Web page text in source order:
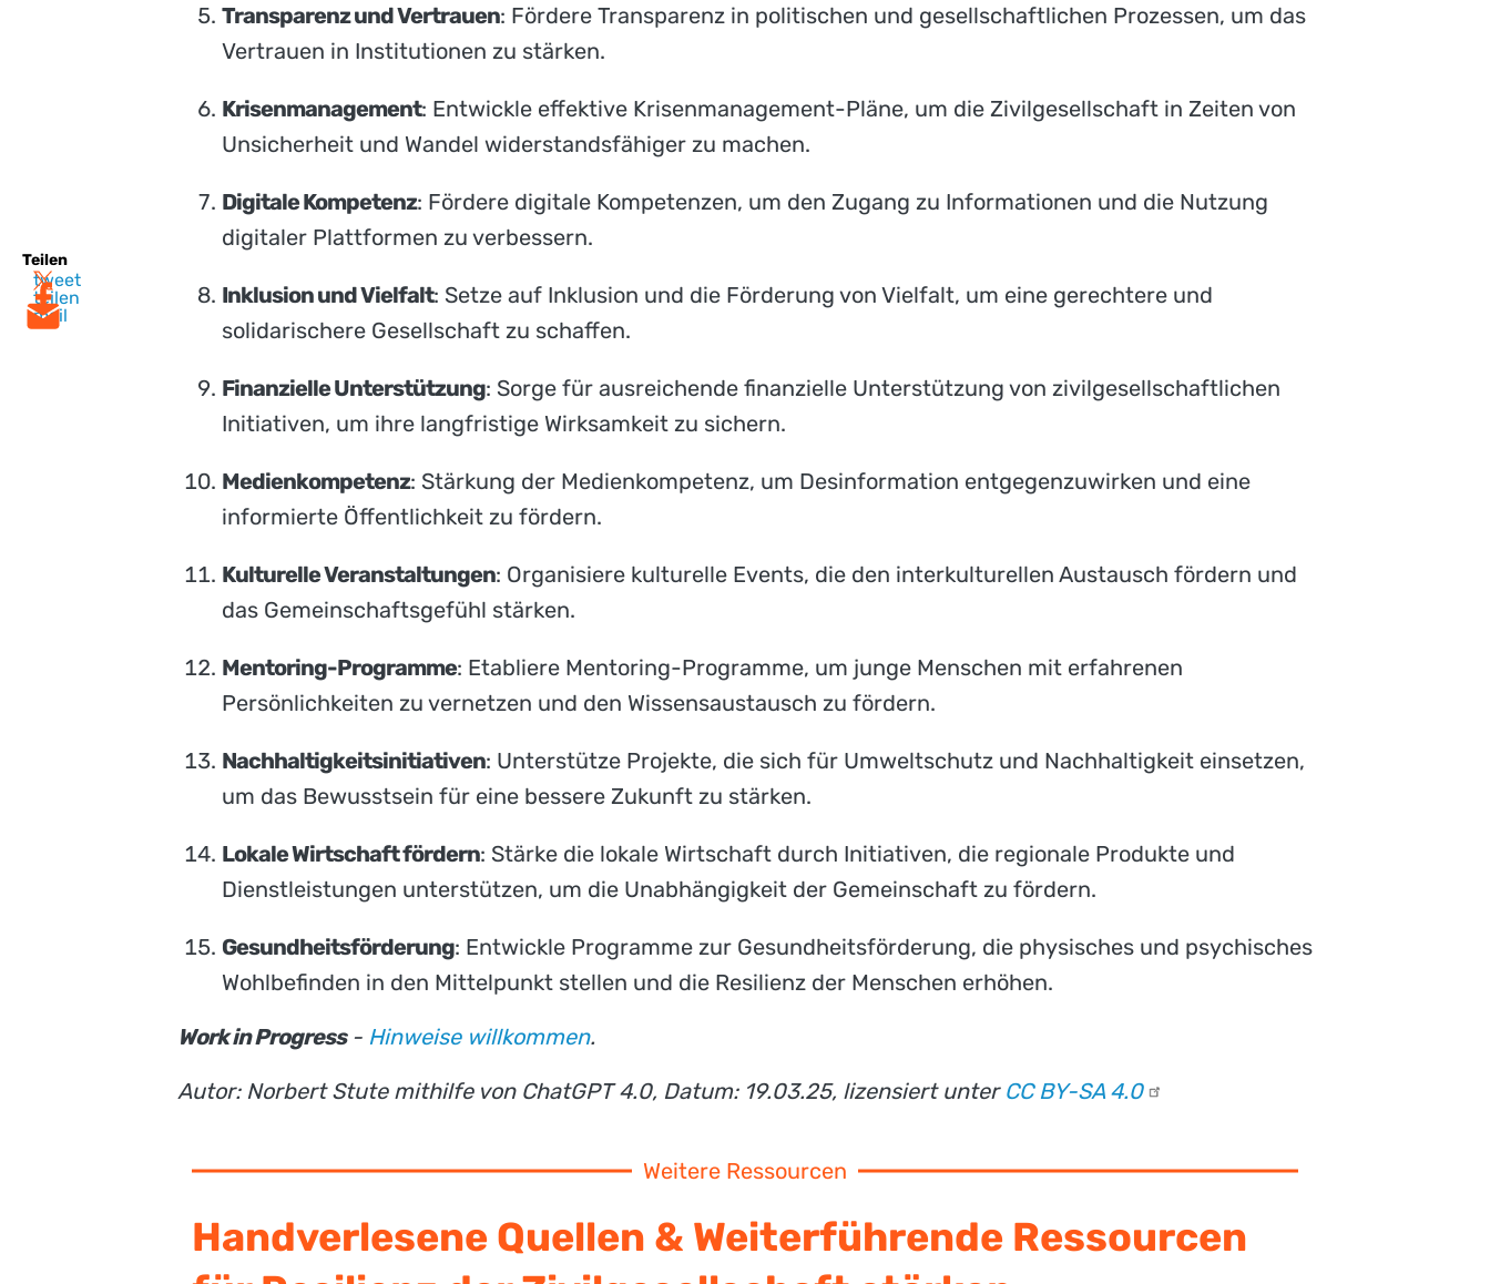
Teilen
tweet
teilen
mail
Transparenz und Vertrauen: Fördere Transparenz in politischen und gesellschaftlichen Prozessen, um das
Vertrauen in Institutionen zu stärken.
Krisenmanagement: Entwickle effektive Krisenmanagement-Pläne, um die Zivilgesellschaft in Zeiten von
Unsicherheit und Wandel widerstandsfähiger zu machen.
Digitale Kompetenz: Fördere digitale Kompetenzen, um den Zugang zu Informationen und die Nutzung
digitaler Plattformen zu verbessern.
Inklusion und Vielfalt: Setze auf Inklusion und die Förderung von Vielfalt, um eine gerechtere und
solidarischere Gesellschaft zu schaffen.
Finanzielle Unterstützung: Sorge für ausreichende finanzielle Unterstützung von zivilgesellschaftlichen
Initiativen, um ihre langfristige Wirksamkeit zu sichern.
Medienkompetenz: Stärkung der Medienkompetenz, um Desinformation entgegenzuwirken und eine
informierte Öffentlichkeit zu fördern.
Kulturelle Veranstaltungen: Organisiere kulturelle Events, die den interkulturellen Austausch fördern und
das Gemeinschaftsgefühl stärken.
Mentoring-Programme: Etabliere Mentoring-Programme, um junge Menschen mit erfahrenen
Persönlichkeiten zu vernetzen und den Wissensaustausch zu fördern.
Nachhaltigkeitsinitiativen: Unterstütze Projekte, die sich für Umweltschutz und Nachhaltigkeit einsetzen,
um das Bewusstsein für eine bessere Zukunft zu stärken.
Lokale Wirtschaft fördern: Stärke die lokale Wirtschaft durch Initiativen, die regionale Produkte und
Dienstleistungen unterstützen, um die Unabhängigkeit der Gemeinschaft zu fördern.
Gesundheitsförderung: Entwickle Programme zur Gesundheitsförderung, die physisches und psychisches
Wohlbefinden in den Mittelpunkt stellen und die Resilienz der Menschen erhöhen.
Work in Progress- Hinweise willkommen.
Autor: Norbert Stute mithilfe von ChatGPT 4.0, Datum: 19.03.25, lizensiert unter CC BY-SA 4.0
Weitere Ressourcen
Handverlesene Quellen & Weiterführende Ressourcen